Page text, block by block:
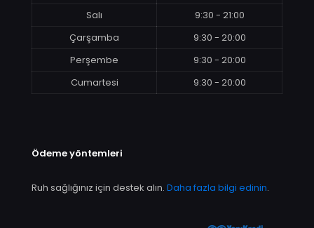
Salı
9:30 - 21:00
Çarşamba
9:30 - 20:00
Perşembe
9:30 - 20:00
Cumartesi
9:30 - 20:00
Ödeme yöntemleri
Ruh sağlığınız için destek alın. Daha fazla bilgi edinin.